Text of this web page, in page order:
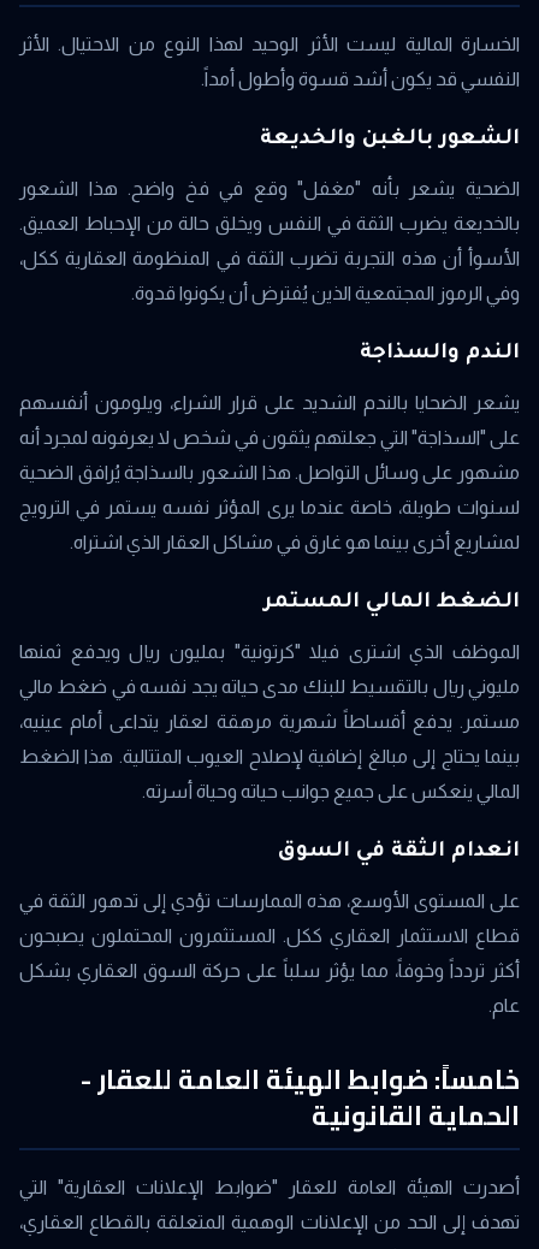
الخسارة المالية ليست الأثر الوحيد لهذا النوع من الاحتيال. الأثر
النفسي قد يكون أشد قسوة وأطول أمداً.
الشعور بالغبن والخديعة
الضحية يشعر بأنه "مغفل" وقع في فخ واضح. هذا الشعور
بالخديعة يضرب الثقة في النفس ويخلق حالة من الإحباط العميق.
الأسوأ أن هذه التجربة تضرب الثقة في المنظومة العقارية ككل،
وفي الرموز المجتمعية الذين يُفترض أن يكونوا قدوة.
الندم والسذاجة
يشعر الضحايا بالندم الشديد على قرار الشراء، ويلومون أنفسهم
على "السذاجة" التي جعلتهم يثقون في شخص لا يعرفونه لمجرد أنه
مشهور على وسائل التواصل. هذا الشعور بالسذاجة يُرافق الضحية
لسنوات طويلة، خاصة عندما يرى المؤثر نفسه يستمر في الترويج
لمشاريع أخرى بينما هو غارق في مشاكل العقار الذي اشتراه.
الضغط المالي المستمر
الموظف الذي اشترى فيلا "كرتونية" بمليون ريال ويدفع ثمنها
مليوني ريال بالتقسيط للبنك مدى حياته يجد نفسه في ضغط مالي
مستمر. يدفع أقساطاً شهرية مرهقة لعقار يتداعى أمام عينيه،
بينما يحتاج إلى مبالغ إضافية لإصلاح العيوب المتتالية. هذا الضغط
المالي ينعكس على جميع جوانب حياته وحياة أسرته.
انعدام الثقة في السوق
على المستوى الأوسع، هذه الممارسات تؤدي إلى تدهور الثقة في
قطاع الاستثمار العقاري ككل. المستثمرون المحتملون يصبحون
أكثر تردداً وخوفاً، مما يؤثر سلباً على حركة السوق العقاري بشكل
عام.
خامساً: ضوابط الهيئة العامة للعقار -
الحماية القانونية
أصدرت الهيئة العامة للعقار "ضوابط الإعلانات العقارية" التي
تهدف إلى الحد من الإعلانات الوهمية المتعلقة بالقطاع العقاري،